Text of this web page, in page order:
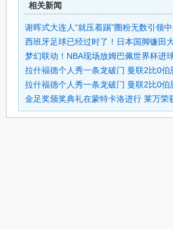
相关新闻
谢晖式大连人“就压着踢”圈粉无数引领
西班牙足球已经过时了！日本国脚镰田
梦幻联动！NBA现场放姆巴佩世界杯进
拉什福德个人秀一条龙破门 曼联2比0伯
拉什福德个人秀一条龙破门 曼联2比0伯
金足奖颁奖典礼在蒙特卡洛进行 莱万荣